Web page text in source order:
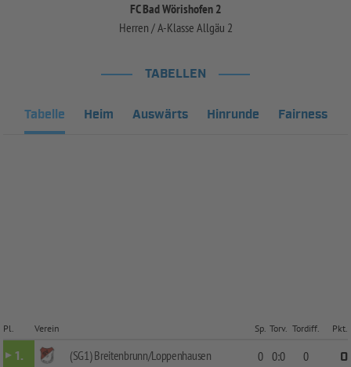
FC Bad Wörishofen 2
Herren / A-Klasse Allgäu 2
TABELLEN
Tabelle Heim Auswärts Hinrunde Fairness
Pl. Verein Sp. Torv. Tordiff. Pkt.
1. (SG1) Breitenbrunn/Loppenhausen 0 0:0 0
0